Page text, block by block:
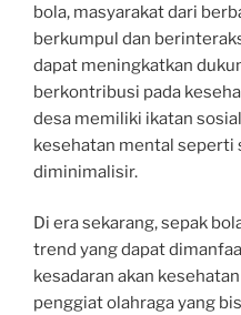
bola, masyarakat dari
berkumpul dan
dapat meningkatkan
berkontribusi pada
desa memiliki ikatan
kesehatan mental seperti
diminimalisir.
Di era sekarang, sepak
trend yang dapat
kesadaran akan
penggiat olahraga yang